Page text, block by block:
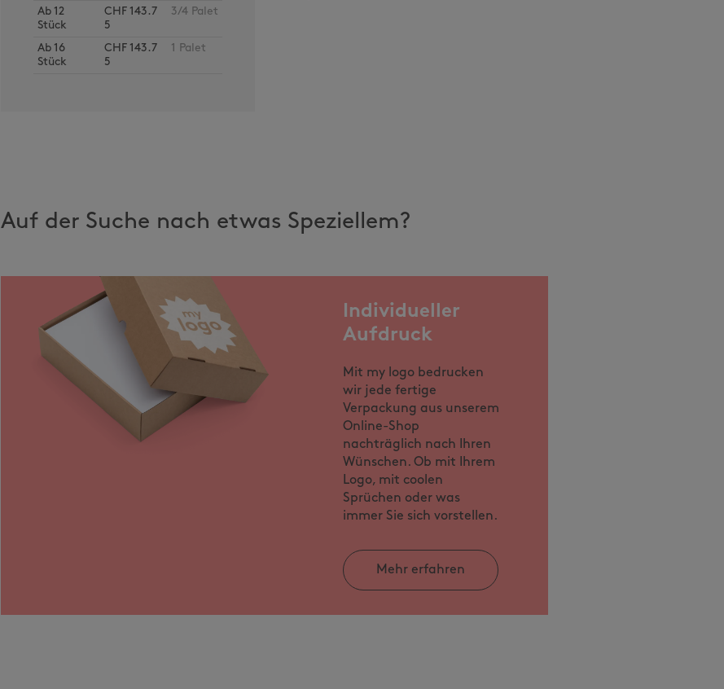
Ab 12
Stück
CHF 143.7
5
3/4 Palet
Ab 16
Stück
CHF 143.7
5
1 Palet
Auf der Suche nach etwas Speziellem?
Individueller
Aufdruck
Mit my logo bedrucken
wir jede fertige
Verpackung aus unserem
Online-Shop
nachträglich nach Ihren
Wünschen. Ob mit Ihrem
Logo, mit coolen
Sprüchen oder was
immer Sie sich vorstellen.
Mehr erfahren